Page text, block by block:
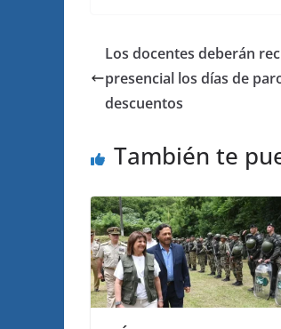
Los docentes deberán
presencial los días de
descuentos
También te